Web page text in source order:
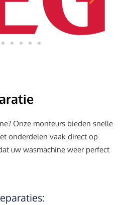
Onze monteurs bieden snelle
onderdelen vaak direct op
uw wasmachine weer perfect